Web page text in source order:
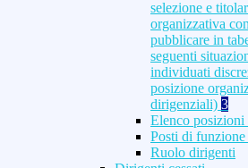
selezione e
organizzativa
pubblicare in
seguenti
individuati
posizione
dirigenziali) 3
Elenco
Posti di
Ruolo dirigenti